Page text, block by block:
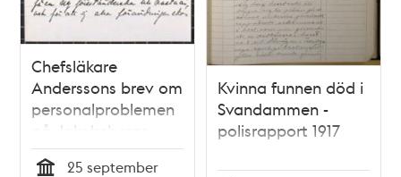
Chefsläkare
Anderssons brev om
personalproblemen
på Jakobsbergs
dårsjukstuga 1890
25 september
Kvinna funnen död i
Svandammen -
polisrapport 1917